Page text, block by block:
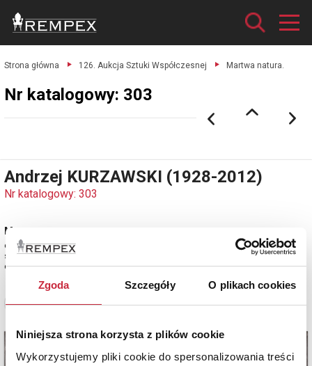
Zgoda Szczegóły O plikach cookies
Niniejsza strona korzysta z plików cookie
Wykorzystujemy pliki cookie do spersonalizowania treści
Strona główna 126. Aukcja Sztuki Współczesnej Martwa natura.
Nr katalogowy: 303
Andrzej KURZAWSKI (1928-2012)
Nr katalogowy: 303
Martwa natura
olej, płótno; 73 x 92 cm;
sygn. i dat. p. g.: A. Kurzawski ... (data nieczytelnie)
estymacja: 23 000 - 27 000 zł
Zobacz pełne informacje